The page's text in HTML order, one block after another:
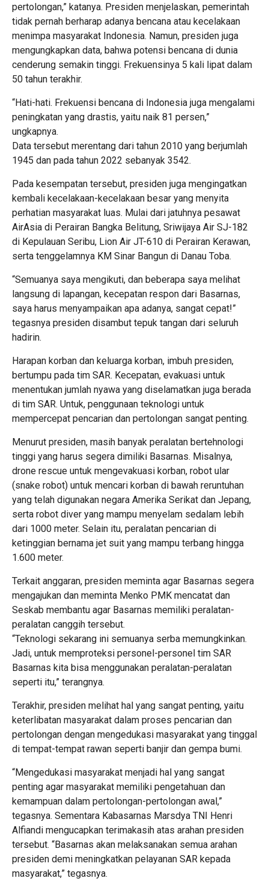
pertolongan,” katanya. Presiden menjelaskan, pemerintah
tidak pernah berharap adanya bencana atau kecelakaan
menimpa masyarakat Indonesia. Namun, presiden juga
mengungkapkan data, bahwa potensi bencana di dunia
cenderung semakin tinggi. Frekuensinya 5 kali lipat dalam
50 tahun terakhir.
“Hati-hati. Frekuensi bencana di Indonesia juga mengalami
peningkatan yang drastis, yaitu naik 81 persen,”
ungkapnya.
Data tersebut merentang dari tahun 2010 yang berjumlah
1945 dan pada tahun 2022 sebanyak 3542.
Pada kesempatan tersebut, presiden juga mengingatkan
kembali kecelakaan-kecelakaan besar yang menyita
perhatian masyarakat luas. Mulai dari jatuhnya pesawat
AirAsia di Perairan Bangka Belitung, Sriwijaya Air SJ-182
di Kepulauan Seribu, Lion Air JT-610 di Perairan Kerawan,
serta tenggelamnya KM Sinar Bangun di Danau Toba.
“Semuanya saya mengikuti, dan beberapa saya melihat
langsung di lapangan, kecepatan respon dari Basarnas,
saya harus menyampaikan apa adanya, sangat cepat!”
tegasnya presiden disambut tepuk tangan dari seluruh
hadirin.
Harapan korban dan keluarga korban, imbuh presiden,
bertumpu pada tim SAR. Kecepatan, evakuasi untuk
menentukan jumlah nyawa yang diselamatkan juga berada
di tim SAR. Untuk, penggunaan teknologi untuk
mempercepat pencarian dan pertolongan sangat penting.
Menurut presiden, masih banyak peralatan bertehnologi
tinggi yang harus segera dimiliki Basarnas. Misalnya,
drone rescue untuk mengevakuasi korban, robot ular
(snake robot) untuk mencari korban di bawah reruntuhan
yang telah digunakan negara Amerika Serikat dan Jepang,
serta robot diver yang mampu menyelam sedalam lebih
dari 1000 meter. Selain itu, peralatan pencarian di
ketinggian bernama jet suit yang mampu terbang hingga
1.600 meter.
Terkait anggaran, presiden meminta agar Basarnas segera
mengajukan dan meminta Menko PMK mencatat dan
Seskab membantu agar Basarnas memiliki peralatan-
peralatan canggih tersebut.
“Teknologi sekarang ini semuanya serba memungkinkan.
Jadi, untuk memproteksi personel-personel tim SAR
Basarnas kita bisa menggunakan peralatan-peralatan
seperti itu,” terangnya.
Terakhir, presiden melihat hal yang sangat penting, yaitu
keterlibatan masyarakat dalam proses pencarian dan
pertolongan dengan mengedukasi masyarakat yang tinggal
di tempat-tempat rawan seperti banjir dan gempa bumi.
“Mengedukasi masyarakat menjadi hal yang sangat
penting agar masyarakat memiliki pengetahuan dan
kemampuan dalam pertolongan-pertolongan awal,”
tegasnya. Sementara Kabasarnas Marsdya TNI Henri
Alfiandi mengucapkan terimakasih atas arahan presiden
tersebut. “Basarnas akan melaksanakan semua arahan
presiden demi meningkatkan pelayanan SAR kepada
masyarakat,” tegasnya.